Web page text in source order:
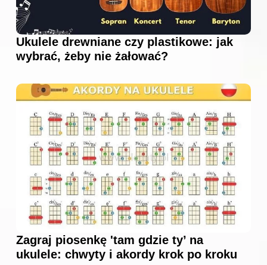
Ukulele drewniane czy plastikowe: jak
wybrać, żeby nie żałować?
Zagraj piosenkę 'tam gdzie ty’ na
ukulele: chwyty i akordy krok po kroku